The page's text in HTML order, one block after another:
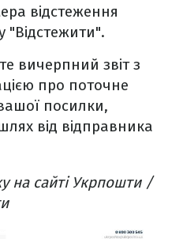
відстеження
"Відстежити".
вичерпний звіт з
про поточне
посилки,
від відправника
на сайті Укрпошти /